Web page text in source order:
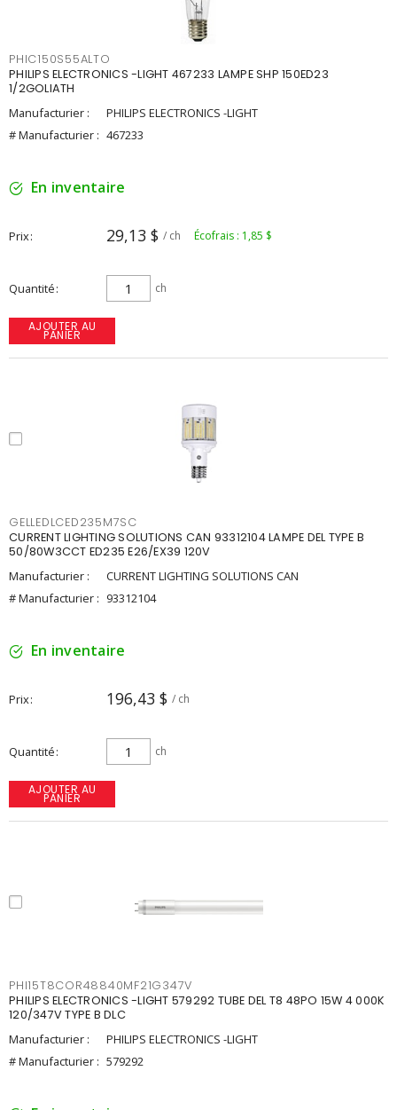
PHIC150S55ALTO
PHILIPS ELECTRONICS -LIGHT 467233 LAMPE SHP 150ED23
1/2GOLIATH
Manufacturier :
PHILIPS ELECTRONICS -LIGHT
# Manufacturier : 467233
En inventaire
Prix 29,13 $ / ch Écofrais : 1,85 $
Quantité ch
AJOUTER AU
PANIER
GELLEDLCED235M7SC
CURRENT LIGHTING SOLUTIONS CAN 93312104 LAMPE DEL TYPE B
50/80W3CCT ED235 E26/EX39 120V
Manufacturier :
CURRENT LIGHTING SOLUTIONS CAN
# Manufacturier : 93312104
En inventaire
Prix 196,43 $ / ch
Quantité ch
AJOUTER AU
PANIER
PHI15T8COR48840MF21G347V
PHILIPS ELECTRONICS -LIGHT 579292 TUBE DEL T8 48PO 15W 4 000K
120/347V TYPE B DLC
Manufacturier :
PHILIPS ELECTRONICS -LIGHT
# Manufacturier : 579292